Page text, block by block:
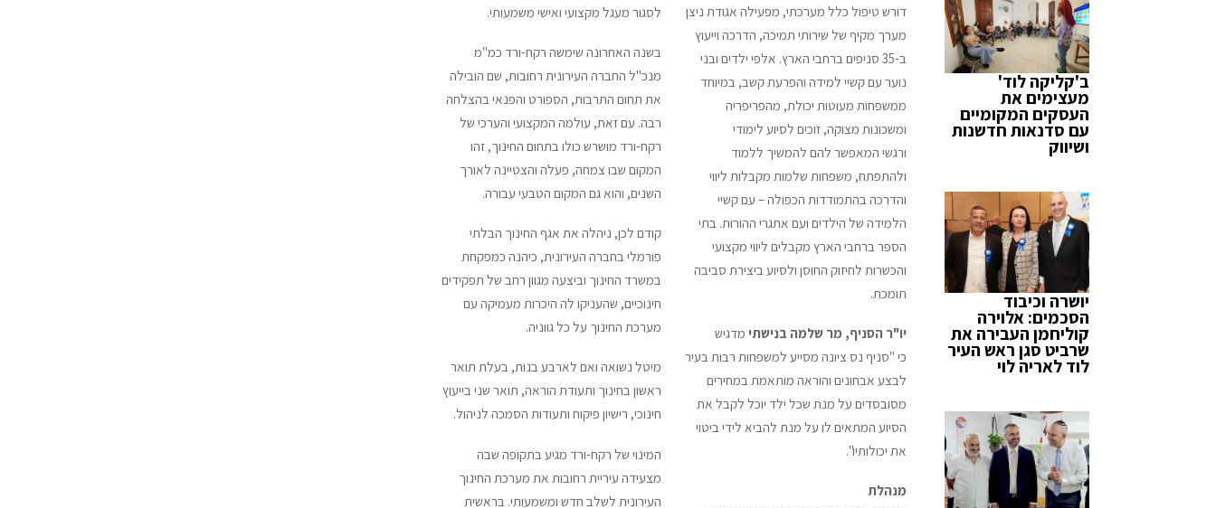
דורש טיפול כלל מערכתי, מפעילה אגודת ניצן
מערך מקיף של שירותי תמיכה, הדרכה וייעוץ
ב-35 סניפים ברחבי הארץ. אלפי ילדים ובני
נוער עם קשיי למידה והפרעת קשב, במיוחד
ממשפחות מעוטות יכולת, מהפריפריה
ומשכונות מצוקה, זוכים לסיוע לימודי
ורגשי המאפשר להם להמשיך ללמוד
ולהתפתח, משפחות שלמות מקבלות ליווי
והדרכה בהתמודדות הכפולה – עם קשיי
הלמידה של הילדים ועם אתגרי ההורות. בתי
הספר ברחבי הארץ מקבלים ליווי מקצועי
והכשרות לחיזוק החוסן ולסיוע ביצירת סביבה
תומכת.
יו"ר הסניף, מר שלמה בנישתי מדגיש
כי "סניף נס ציונה מסייע למשפחות רבות בעיר
לבצע אבחונים והוראה מותאמת במחירים
מסובסדים על מנת שכל ילד יוכל לקבל את
הסיוע המתאים לו על מנת להביא לידי ביטוי
את יכולותיו".
מנהלת
לסגור מעגל מקצועי ואישי משמעותי.
בשנה האחרונה שימשה רקח-ורד כמ"מ
מנכ"ל החברה העירונית רחובות, שם הובילה
את תחום התרבות, הספורט והפנאי בהצלחה
רבה. עם זאת, עולמה המקצועי והערכי של
רקח-ורד מושרש כולו בתחום החינוך, זהו
המקום שבו צמחה, פעלה והצטיינה לאורך
השנים, והוא גם המקום הטבעי עבורה.
קודם לכן, ניהלה את אגף החינוך הבלתי
פורמלי בחברה העירונית, כיהנה כמפקחת
במשרד החינוך וביצעה מגוון רחב של תפקידים
חינוכיים, שהעניקו לה היכרות מעמיקה עם
מערכת החינוך על כל גווניה.
מיטל נשואה ואם לארבע בנות, בעלת תואר
ראשון בחינוך ותעודת הוראה, תואר שני בייעוץ
חינוכי, רישיון פיקוח ותעודות הסמכה לניהול.
המינוי של רקח-ורד מגיע בתקופה שבה
מצעידה עיריית רחובות את מערכת החינוך
העירונית לשלב חדש ומשמעותי. בראשית
ב'קליקה לוד'
מעצימים את
העסקים המקומיים
עם סדנאות חדשנות
ושיווק
יושרה וכיבוד
הסכמים: אלוירה
קוליחמן העבירה את
שרביט סגן ראש העיר
לוד לאריה לוי